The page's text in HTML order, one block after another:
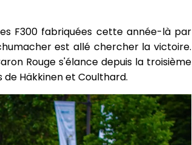
F300 fabriquées cette année-là par
est allé chercher la victoire.
Rouge s'élance depuis la troisième
Häkkinen et Coulthard.